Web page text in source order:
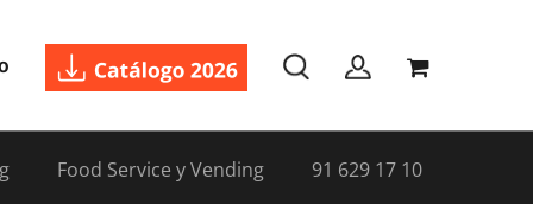
Food Service y Vending 91 629 17 10